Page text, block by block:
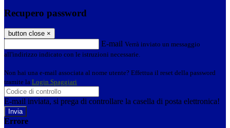
Recupero password
button close ×
E-mail Verrà inviato un messaggio
all'indirizzo indicato con le istruzioni necessarie.
Non hai una e-mail associata al nome utente? Effettua il reset della password
tramite la Login Spaggiari
E-mail inviata, si prega di controllare la casella di posta elettronica!
Errore